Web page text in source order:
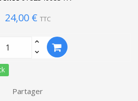
24,00 € TTC
Partager